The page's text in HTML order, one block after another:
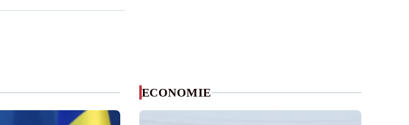
ECONOMIE